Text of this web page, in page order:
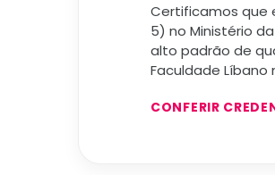
Certificamos que
5) no Ministério
alto padrão de
Faculdade Líbano
CONFERIR